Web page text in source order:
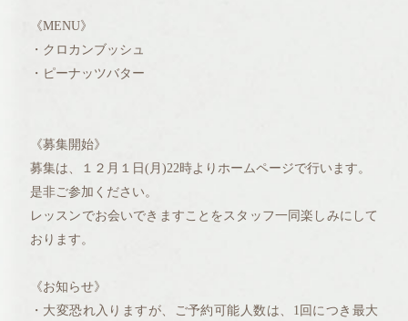
《MENU》
・クロカンブッシュ
・ピーナッツバター
《募集開始》
募集は、１２月１日(月)22時よりホームページで行います。
是非ご参加ください。
レッスンでお会いできますことをスタッフ一同楽しみにして
おります。
《お知らせ》
・大変恐れ入りますが、ご予約可能人数は、1回につき最大